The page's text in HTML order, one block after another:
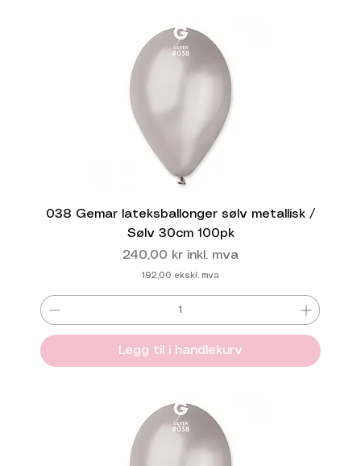
038 Gemar lateksballonger sølv metallisk /
Sølv 30cm 100pk
Pris
240,00 kr inkl. mva
192,00 ekskl. mva
Legg til i handlekurv